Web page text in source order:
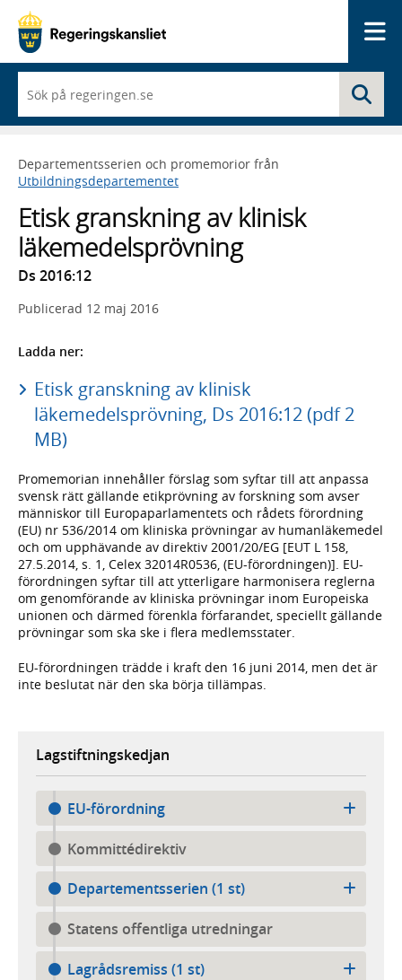
du
börjar
skriva
framträder
en
med
sökförslag
Departementsserien och promemorior från
Utbildningsdepartementet
Etisk granskning av klinisk
läkemedelsprövning
Ds 2016:12
Publicerad 12 maj 2016
Ladda ner:
Etisk granskning av klinisk
läkemedelsprövning, Ds 2016:12 (pdf 2
MB)
Promemorian innehåller förslag som syftar till att anpassa
svensk rätt gällande etikprövning av forskning som avser
människor till Europaparlamentets och rådets förordning
(EU) nr 536/2014 om kliniska prövningar av humanläkemedel
och om upphävande av direktiv 2001/20/EG [EUT L 158,
27.5.2014, s. 1, Celex 32014R0536, (EU-förordningen)]. EU-
förordningen syftar till att ytterligare harmonisera reglerna
om genomförande av kliniska prövningar inom Europeiska
unionen och därmed förenkla förfarandet, speciellt gällande
prövningar som ska ske i flera medlemsstater.
EU-förordningen trädde i kraft den 16 juni 2014, men det är
inte beslutat när den ska börja tillämpas.
Lagstiftningskedjan
EU-förordning
Kommittédirektiv
Departementsserien (1 st)
Statens offentliga utredningar
Lagrådsremiss (1 st)